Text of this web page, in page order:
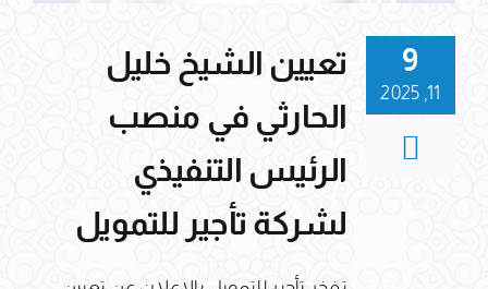
9
11, 2025
تعيين الشيخ خليل
الحارثي في منصب
الرئيس التنفيذي
لشركة تأجير للتمويل